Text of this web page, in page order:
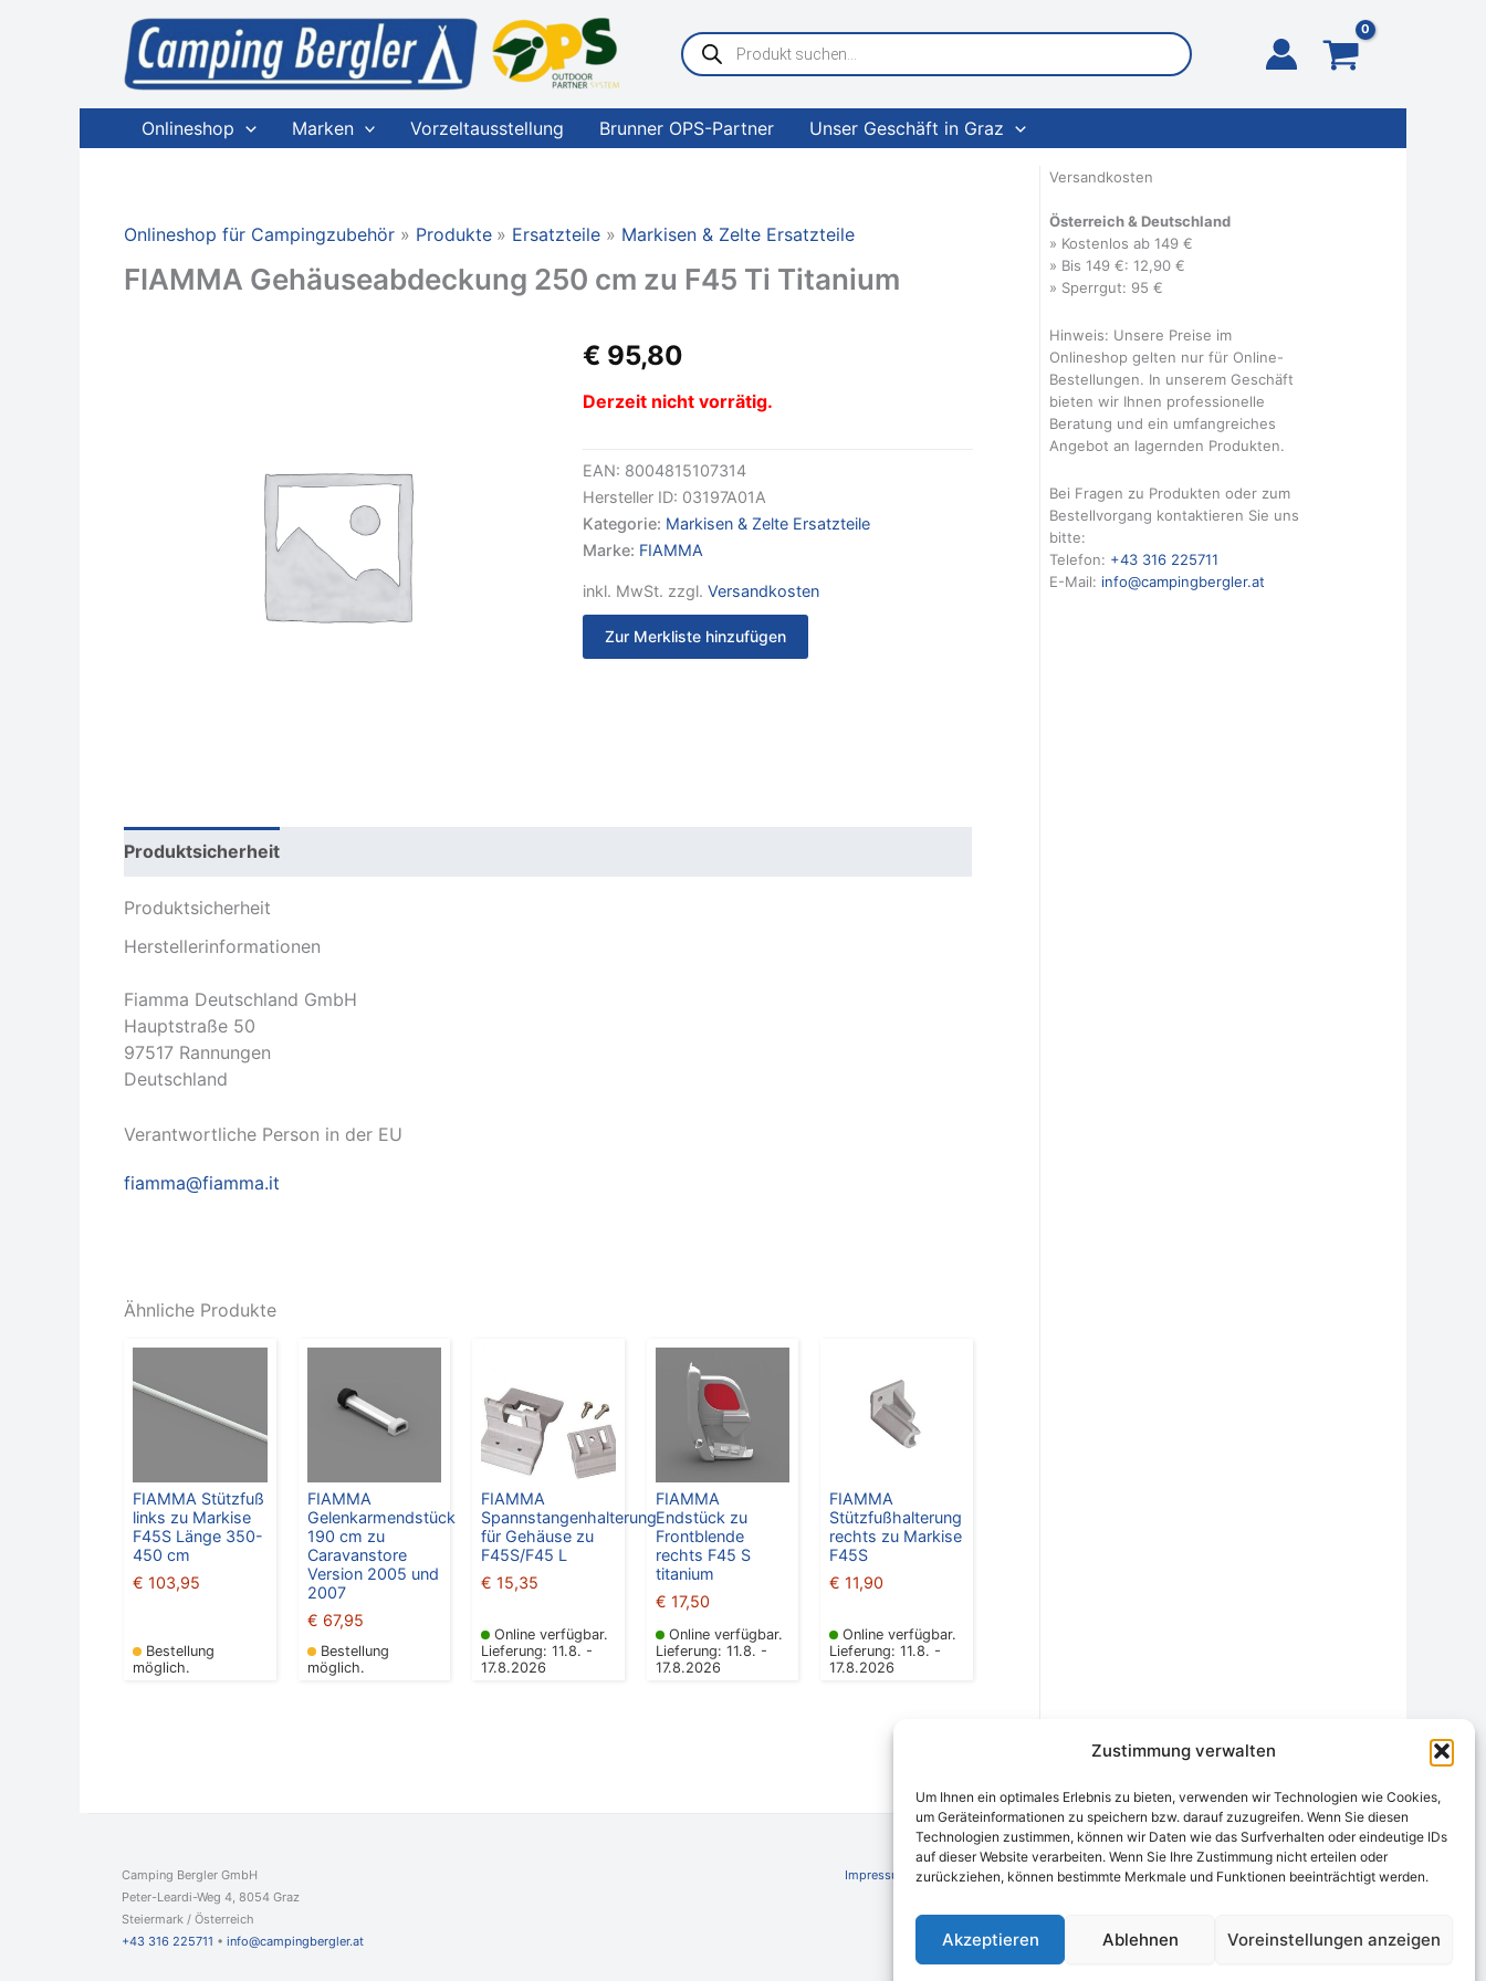
Zustimmung verwalten
Um Ihnen ein optimales Erlebnis zu bieten, verwenden wir Technologien wie Cookies,
um Geräteinformationen zu speichern bzw. darauf zuzugreifen. Wenn Sie diesen
Technologien zustimmen, können wir Daten wie das Surfverhalten oder eindeutige IDs
auf dieser Website verarbeiten. Wenn Sie Ihre Zustimmung nicht erteilen oder
zurückziehen, können bestimmte Merkmale und Funktionen beeinträchtigt werden.
Akzeptieren Ablehnen Voreinstellungen anzeigen
Products
search
Onlineshop Marken Vorzeltausstellung Brunner OPS-Partner Unser Geschäft in Graz
Onlineshop für Campingzubehör Produkte Ersatzteile Markisen & Zelte Ersatzteile
FIAMMA Gehäuseabdeckung 250 cm zu F45 Ti Titanium
€ 95,80
Derzeit nicht vorrätig.
EAN: 8004815107314
Hersteller ID: 03197A01A
Kategorie: Markisen & Zelte Ersatzteile
Marke: FIAMMA
inkl. MwSt. zzgl. Versandkosten
Zur Merkliste hinzufügen
Produktsicherheit
Produktsicherheit
Herstellerinformationen
Fiamma Deutschland GmbH
Hauptstraße 50
97517 Rannungen
Deutschland
Verantwortliche Person in der EU
fiamma@fiamma.it
Ähnliche Produkte
FIAMMA Stützfuß
links zu Markise
F45S Länge 350-
450 cm
€ 103,95
Bestellung
möglich.
FIAMMA
Gelenkarmendstück
190 cm zu
Caravanstore
Version 2005 und
2007
€ 67,95
Bestellung
möglich.
FIAMMA
Spannstangenhalterung
für Gehäuse zu
F45S/F45 L
€ 15,35
Online verfügbar.
Lieferung: 11.8. -
17.8.2026
FIAMMA
Endstück zu
Frontblende
rechts F45 S
titanium
€ 17,50
Online verfügbar.
Lieferung: 11.8. -
17.8.2026
FIAMMA
Stützfußhalterung
rechts zu Markise
F45S
€ 11,90
Online verfügbar.
Lieferung: 11.8. -
17.8.2026
Versandkosten
Österreich & Deutschland
» Kostenlos ab 149 €
» Bis 149 €: 12,90 €
» Sperrgut: 95 €
Hinweis: Unsere Preise im
Onlineshop gelten nur für Online-
Bestellungen. In unserem Geschäft
bieten wir Ihnen professionelle
Beratung und ein umfangreiches
Angebot an lagernden Produkten.
Bei Fragen zu Produkten oder zum
Bestellvorgang kontaktieren Sie uns
bitte:
Telefon: +43 316 225711
E-Mail: info@campingbergler.at
Camping Bergler GmbH
Peter-Leardi-Weg 4, 8054 Graz
Steiermark / Österreich​
+43 316 225711 ​ • info@campingbergler.at​
Impressum AGB Schlichtungsstelle Widerrufsrecht und Formular
Datenschutzerklärung